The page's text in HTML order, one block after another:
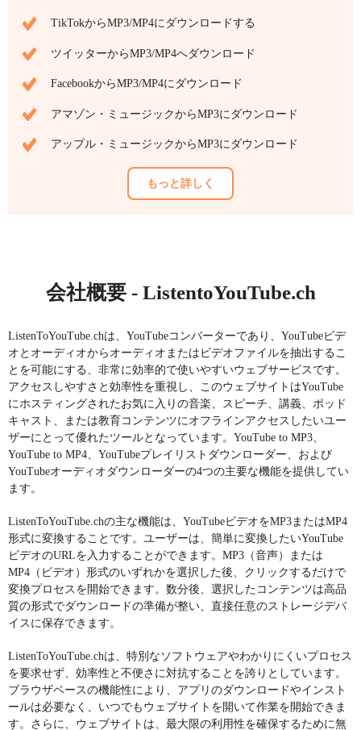
TikTokからMP3/MP4にダウンロードする
ツイッターからMP3/MP4へダウンロード
FacebookからMP3/MP4にダウンロード
アマゾン・ミュージックからMP3にダウンロード
アップル・ミュージックからMP3にダウンロード
もっと詳しく
会社概要 - ListentoYouTube.ch
ListenToYouTube.chは、YouTubeコンバーターであり、YouTubeビデ
オとオーディオからオーディオまたはビデオファイルを抽出するこ
とを可能にする、非常に効率的で使いやすいウェブサービスです。
アクセスしやすさと効率性を重視し、このウェブサイトはYouTube
にホスティングされたお気に入りの音楽、スピーチ、講義、ポッド
キャスト、または教育コンテンツにオフラインアクセスしたいユー
ザーにとって優れたツールとなっています。YouTube to MP3、
YouTube to MP4、YouTubeプレイリストダウンローダー、および
YouTubeオーディオダウンローダーの4つの主要な機能を提供してい
ます。
ListenToYouTube.chの主な機能は、YouTubeビデオをMP3またはMP4
形式に変換することです。ユーザーは、簡単に変換したいYouTube
ビデオのURLを入力することができます。MP3（音声）または
MP4（ビデオ）形式のいずれかを選択した後、クリックするだけで
変換プロセスを開始できます。数分後、選択したコンテンツは高品
質の形式でダウンロードの準備が整い、直接任意のストレージデバ
イスに保存できます。
ListenToYouTube.chは、特別なソフトウェアやわかりにくいプロセス
を要求せず、効率性と不便さに対抗することを誇りとしています。
ブラウザベースの機能性により、アプリのダウンロードやインスト
ールは必要なく、いつでもウェブサイトを開いて作業を開始できま
す。さらに、ウェブサイトは、最大限の利用性を確保するために無